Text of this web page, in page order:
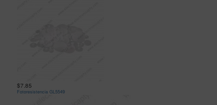
$7.85
Fotoresistencia GL5549